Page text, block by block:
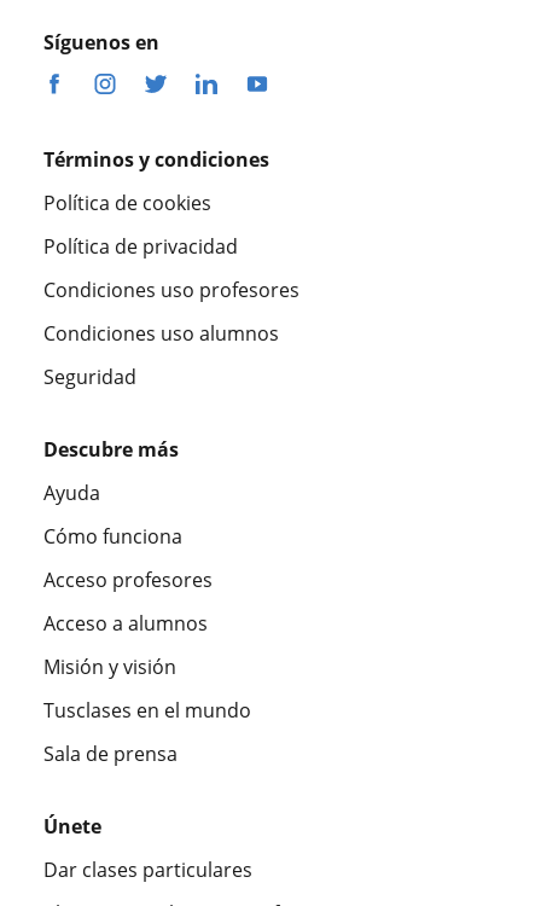
Síguenos en
Términos y condiciones
Política de cookies
Política de privacidad
Condiciones uso profesores
Condiciones uso alumnos
Seguridad
Descubre más
Ayuda
Cómo funciona
Acceso profesores
Acceso a alumnos
Misión y visión
Tusclases en el mundo
Sala de prensa
Únete
Dar clases particulares